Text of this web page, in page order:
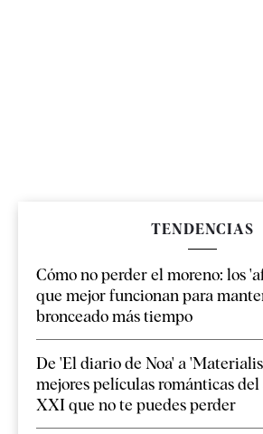
TENDENCIAS
Cómo no perder el moreno: los
que mejor funcionan para
bronceado más tiempo
De 'El diario de Noa' a
mejores películas románticas del
XXI que no te puedes perder